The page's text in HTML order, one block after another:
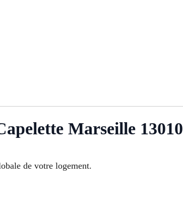
Marseille 13010
de votre logement.